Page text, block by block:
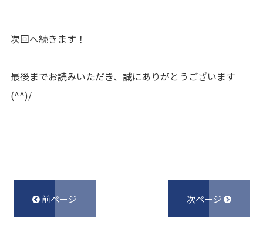
次回へ続きます！
最後までお読みいただき、誠にありがとうございます
(^^)/
前ページ 次ページ